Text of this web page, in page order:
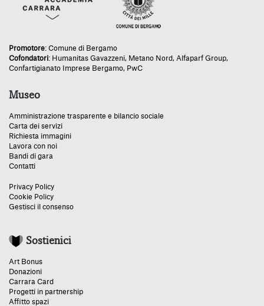
Promotore: Comune di Bergamo
Cofondatori: Humanitas Gavazzeni, Metano Nord, Alfaparf Group,
Confartigianato Imprese Bergamo, PwC
Museo
Amministrazione trasparente e bilancio sociale
Carta dei servizi
Richiesta immagini
Lavora con noi
Bandi di gara
Contatti
Privacy Policy
Cookie Policy
Gestisci il consenso
Sostienici
Art Bonus
Donazioni
Carrara Card
Progetti in partnership
Affitto spazi